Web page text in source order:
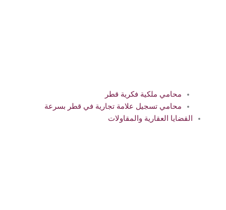
محامي ملكية فكرية قطر
محامي تسجيل علامة تجارية في قطر بسرعة
القضايا العقارية والمقاولات